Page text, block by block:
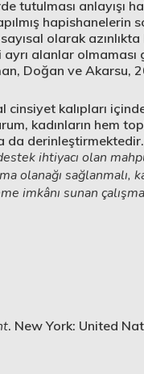
tutulması anlayışı
hapishanelerin
olarak azınlıkta
alanlar olmaması
Doğan ve Akarsu,
cinsiyet kalıpları
kadınların hem
da derinleştirmektedir.
ihtiyacı olan
olanağı sağlanmalı,
imkânı sunan
. New York: United